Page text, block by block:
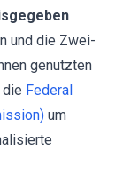
und die Zwei-
genutzten
Federal
um